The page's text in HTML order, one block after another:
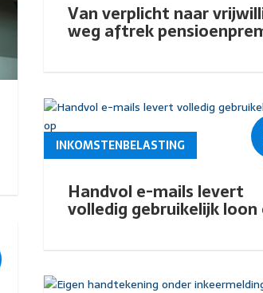
Van verplicht naar
weg aftrek
Handvol e-mails levert
volledig gebruikelijk loon
INKOMSTENBELASTING